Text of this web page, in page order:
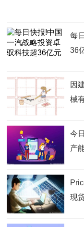
每
36
因
械
今
产
现